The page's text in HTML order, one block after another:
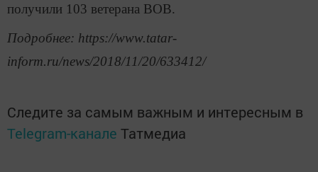
получили 103 ветерана ВОВ.
Подробнее: https://www.tatar-
inform.ru/news/2018/11/20/633412/
Следите за самым важным и интересным в
Telegram-канале Татмедиа